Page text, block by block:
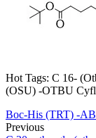
Hot Tags: C 16-
(OSU) -OTBU
Boc-His (TRT) -
Previous